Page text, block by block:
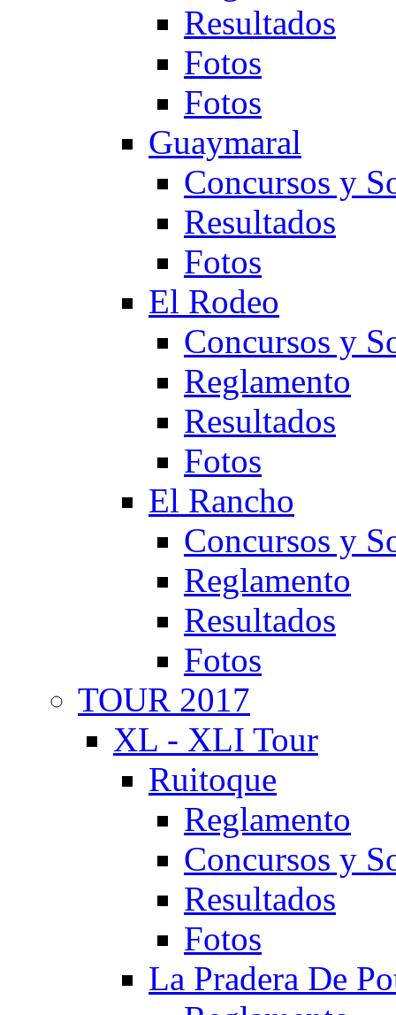
Resultados
Fotos
Fotos
Guaymaral
Concursos y
Resultados
Fotos
El Rodeo
Concursos y
Reglamento
Resultados
Fotos
El Rancho
Concursos y
Reglamento
Resultados
Fotos
TOUR 2017
XL - XLI Tour
Ruitoque
Reglamento
Concursos y
Resultados
Fotos
La Pradera De